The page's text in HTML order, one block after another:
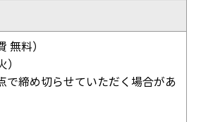
無料）
で締め切らせていただく場合があ